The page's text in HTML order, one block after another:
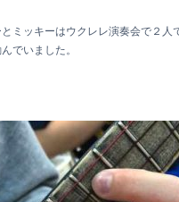
ミッキーはウクレレ演奏会で２人
でいました。